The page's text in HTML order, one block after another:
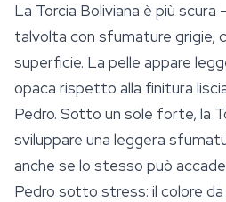
La Torcia Boliviana è più scura
talvolta con sfumature grigie,
superficie. La pelle appare
opaca rispetto alla finitura
Pedro. Sotto un sole forte, la
sviluppare una leggera
anche se lo stesso può
Pedro sotto stress: il colore